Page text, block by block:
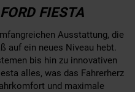
FIESTA
Ausstattung, die
auf ein neues Niveau hebt.
bis hin zu innovativen
alles, was das Fahrerherz
und maximale